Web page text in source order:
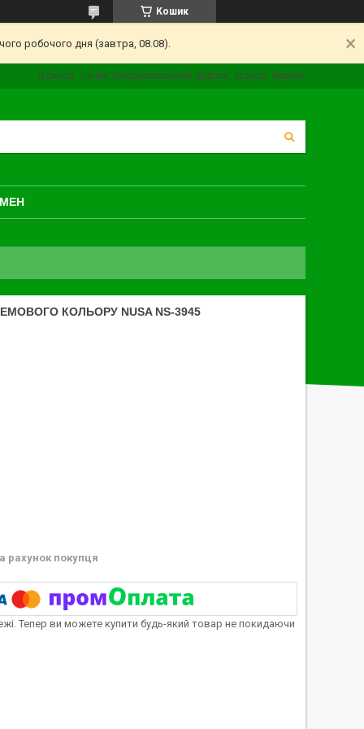
Кошик
робочого дня (завтра, 08.08).
Одесса, 7 й км. Овидиопольской дороги., Одеса, Україна
КОЛЬОРУ NUSA NS-3945
рахунок покупця
Тепер ви можете купити будь-який товар не покидаючи